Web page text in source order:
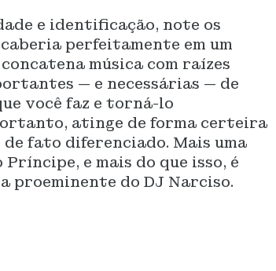
e identificação, note os
perfeitamente em um
música com raízes
— e necessárias — de
você faz e torná-lo
atinge de forma certeira
fato diferenciado. Mais uma
e mais do que isso, é
proeminente do DJ Narciso.